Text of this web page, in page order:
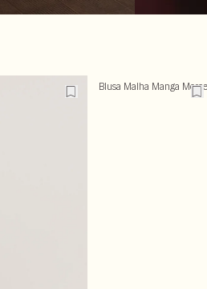
Blusa Malha Manga